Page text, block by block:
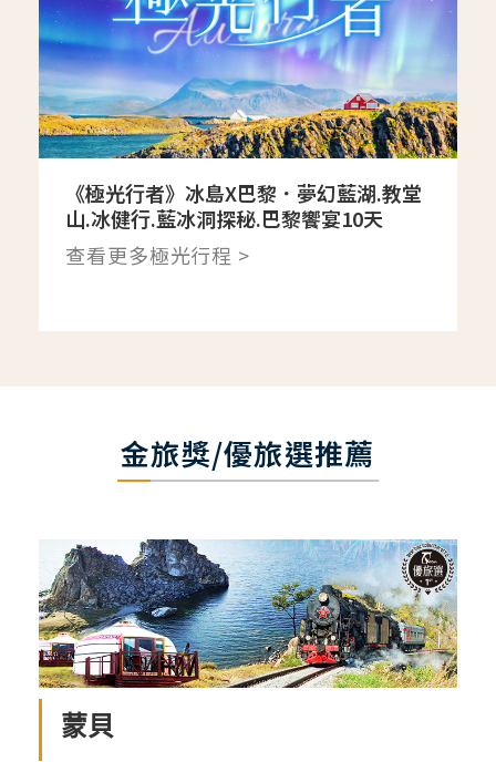
《極光行者》冰島X巴黎．夢幻藍湖.教堂
山.冰健行.藍冰洞探秘.巴黎饗宴10天
查看更多極光行程 >
金旅獎/優旅選推薦
蒙貝